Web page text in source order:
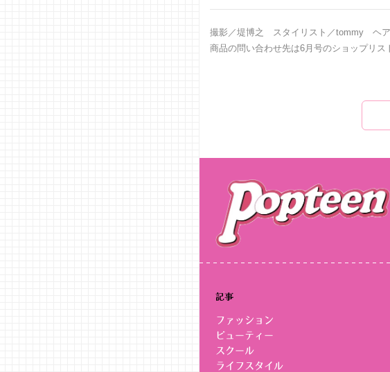
撮影／堤博之 スタイリスト／tommy ヘ
商品の問い合わせ先は6月号のショップリス
記事
ファッション
ビューティー
スクール
ライフスタイル